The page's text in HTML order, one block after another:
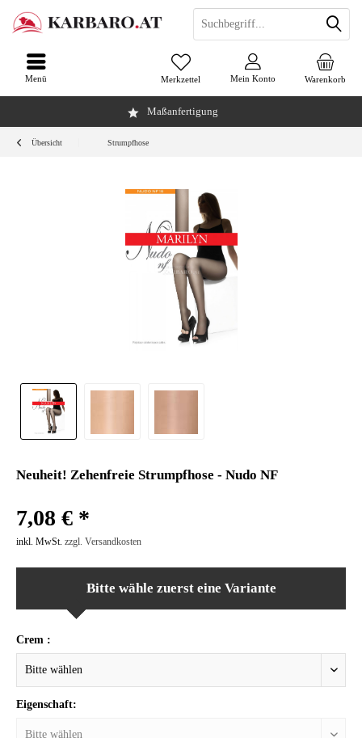
Maßanfertigung
Warenkorb
Merkzettel Mein Konto
Menü
Übersicht Strumpfhose
Neuheit! Zehenfreie Strumpfhose - Nudo NF
7,08 € *
inkl. MwSt. zzgl. Versandkosten
Bitte wähle zuerst eine Variante
Crem :
Eigenschaft: